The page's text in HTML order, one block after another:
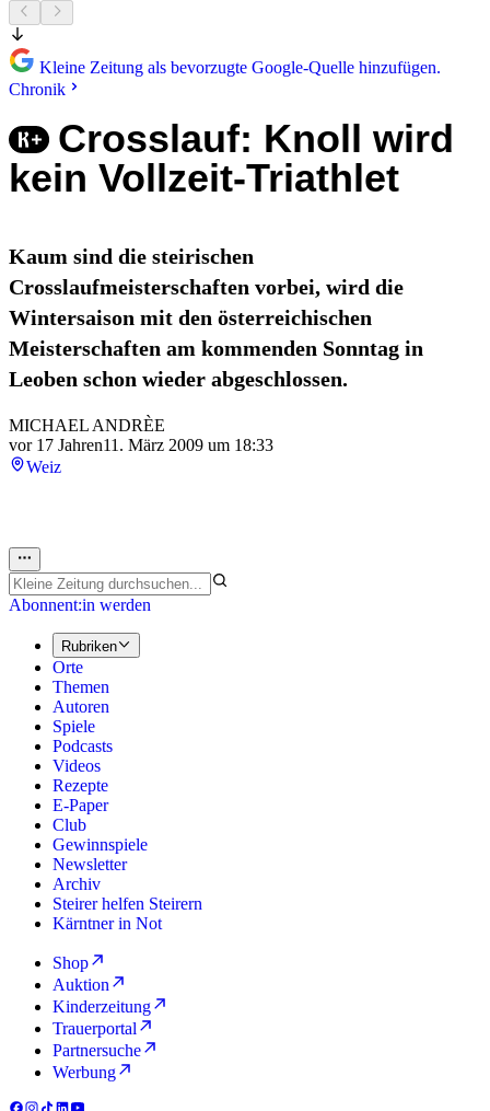
Kleine Zeitung als bevorzugte Google-Quelle hinzufügen.
Chronik
Crosslauf: Knoll wird
kein Vollzeit-Triathlet
Kaum sind die steirischen
Crosslaufmeisterschaften vorbei, wird die
Wintersaison mit den österreichischen
Meisterschaften am kommenden Sonntag in
Leoben schon wieder abgeschlossen.
MICHAEL ANDRÈE
vor 17 Jahren11. März 2009 um 18:33
Weiz
Abonnent:in werden
Rubriken
Orte
Themen
Autoren
Spiele
Podcasts
Videos
Rezepte
E-Paper
Club
Gewinnspiele
Newsletter
Archiv
Steirer helfen Steirern
Kärntner in Not
Shop
Auktion
Kinderzeitung
Trauerportal
Partnersuche
Werbung